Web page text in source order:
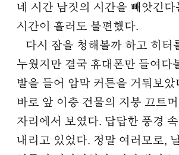
네 시간 남짓의 시간을 빼앗긴다
시간이 흘러도 불편했다.
다시 잠을 청해볼까 하고 히터
누웠지만 결국 휴대폰만 들여다
발을 들어 암막 커튼을 거둬보았
바로 앞 이층 건물의 지붕 끄트
자리에서 보였다. 답답한 풍경
내리고 있었다. 정말 여러모로,